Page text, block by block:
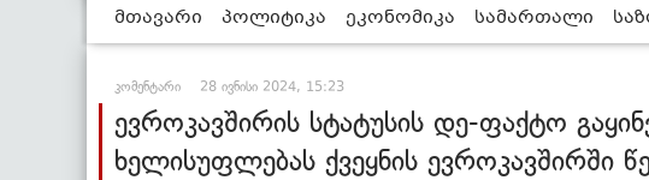
მთავარი პოლიტიკა ეკონომიკა სამართალი
კომენტარი 28 ივნისი 2024, 15:23
ევროკავშირის სტატუსის დე-ფაქტო
ხელისუფლებას ქვეყნის ევროკავშირში